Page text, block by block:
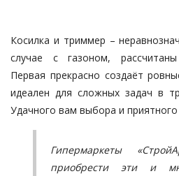
Косилка и триммер –
случае с газоном,
Первая прекрасно создаёт
идеален для сложных задач в
Удачного вам выбора и приятного
Гипермаркеты
приобрести эти и